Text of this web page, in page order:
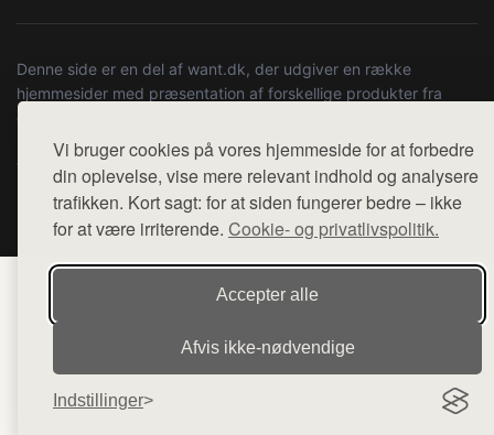
Vi bruger cookies på vores hjemmeside for at forbedre
din oplevelse, vise mere relevant indhold og analysere
trafikken. Kort sagt: for at siden fungerer bedre – ikke
for at være irriterende. Cookie- og privatlivspolitik.
Accepter alle
Afvis ikke‑nødvendige
Indstillinger
Denne side er en del af want.dk, der udgiver en række
hjemmesider med præsentation af forskellige produkter fra
diverse webshops. Der sælges ikke varer fra denne side - vi
henviser til de shops, som sælger varen. Vi har heller ikke
varerne på lager.
© 2026 kulturstationenlive.dk. Alle rettigheder forbeholdes.